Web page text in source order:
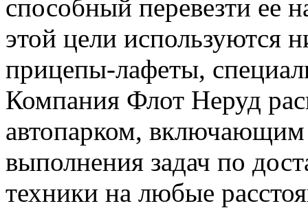
способный перевезти ее
этой цели используются
прицепы-лафеты,
Компания Флот Неруд
автопарком, включающим
выполнения задач по
техники на любые